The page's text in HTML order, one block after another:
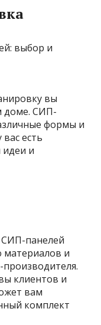
вы
доме. СИП-
формы и
есть
идеи и
панелей
материалов и
клиентов и
вам
комплект